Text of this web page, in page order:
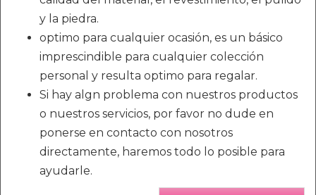
y la piedra.
optimo para cualquier ocasión, es un básico
imprescindible para cualquier colección
personal y resulta optimo para regalar.
Si hay algn problema con nuestros productos
o nuestros servicios, por favor no dude en
ponerse en contacto con nosotros
directamente, haremos todo lo posible para
ayudarle.